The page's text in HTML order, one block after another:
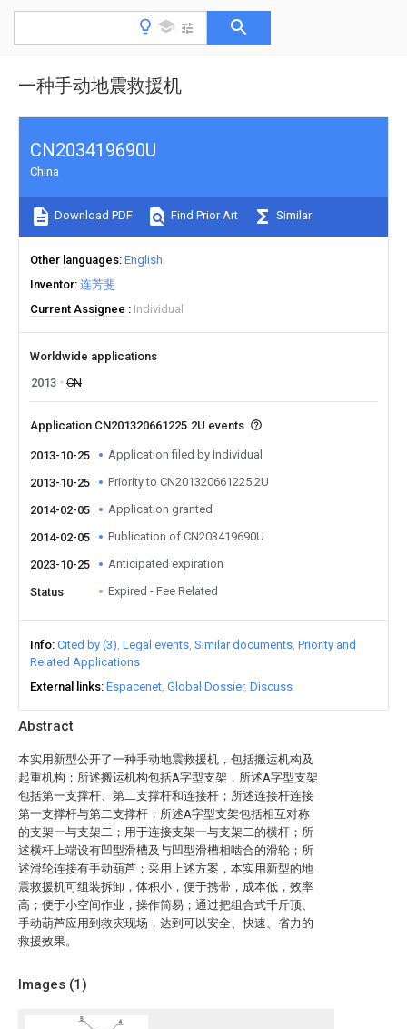
一种手动地震救援机
Abstract
本实用新型公开了一种手动地震救援机，包括搬运机构及
起重机构；所述搬运机构包括A字型支架，所述A字型支架
包括第一支撑杆、第二支撑杆和连接杆；所述连接杆连接
第一支撑杆与第二支撑杆；所述A字型支架包括相互对称
的支架一与支架二；用于连接支架一与支架二的横杆；所
述横杆上端设有凹型滑槽及与凹型滑槽相啮合的滑轮；所
述滑轮连接有手动葫芦；采用上述方案，本实用新型的地
震救援机可组装拆卸，体积小，便于携带，成本低，效率
高；便于小空间作业，操作简易；通过把组合式千斤顶、
手动葫芦应用到救灾现场，达到可以安全、快速、省力的
救援效果。
Images (1)
CN203419690U
China
Download PDF Find Prior Art Similar
Other languages English
Inventor 连芳斐
Current Assignee
Individual
Worldwide applications
2013
CN
Application CN201320661225.2U events
2013-10-25 Application filed by Individual
2013-10-25 Priority to CN201320661225.2U
2014-02-05 Application granted
2014-02-05 Publication of CN203419690U
2023-10-25 Anticipated expiration
Status Expired - Fee Related
Info Cited by (3) Legal events Similar documents Priority and
Related Applications
External links Espacenet Global Dossier Discuss